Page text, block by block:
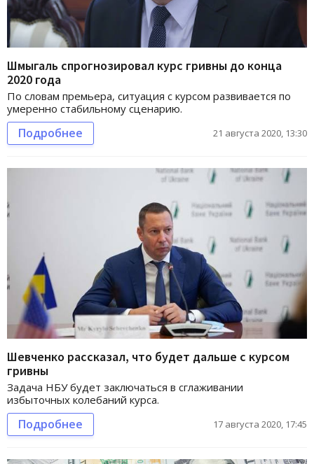
Шмыгаль спрогнозировал курс гривны до конца
2020 года
По словам премьера, ситуация с курсом развивается по
умеренно стабильному сценарию.
Подробнее 21 августа 2020, 13:30
Шевченко рассказал, что будет дальше с курсом
гривны
Задача НБУ будет заключаться в сглаживании
избыточных колебаний курса.
Подробнее 17 августа 2020, 17:45